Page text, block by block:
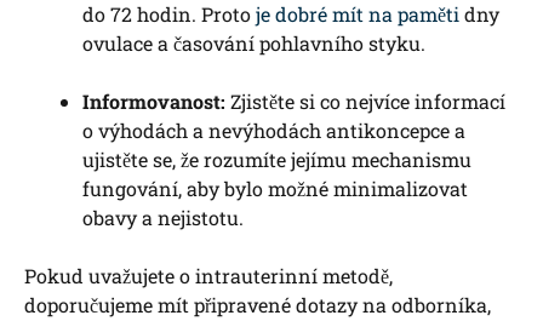
do 72 hodin. Protoje dobré mít na pamětidny
ovulace a časování pohlavního styku.
Informovanost: Zjistěte si co nejvíce informací
o výhodách a nevýhodách antikoncepce a
ujistěte se, že rozumíte jejímu mechanismu
fungování, aby bylo možné minimalizovat
obavy a nejistotu.
Pokud uvažujete o intrauterinní metodě,
doporučujeme mít připravené dotazy na odborníka,